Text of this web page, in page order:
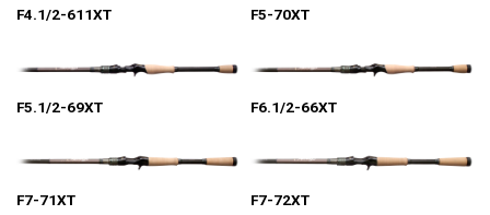
F4.1/2-611XT F5-70XT
F5.1/2-69XT F6.1/2-66XT
F7-71XT F7-72XT